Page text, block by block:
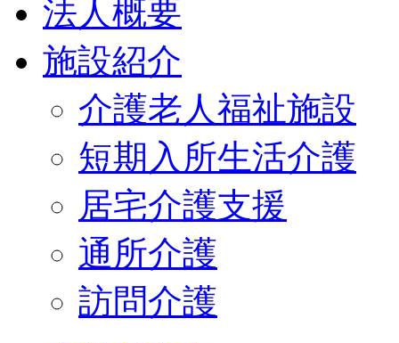
法人概要
施設紹介
介護老人福祉施設
短期入所生活介護
居宅介護支援
通所介護
訪問介護